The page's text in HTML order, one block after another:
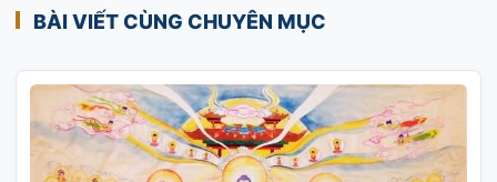
BÀI VIẾT CÙNG CHUYÊN MỤC